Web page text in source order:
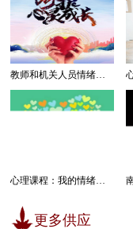
更多供应